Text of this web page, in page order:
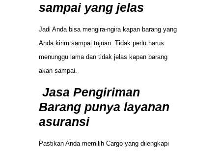
sampai yang jelas
Jadi Anda bisa mengira-ngira kapan barang yang
Anda kirim sampai tujuan. Tidak perlu harus
menunggu lama dan tidak jelas kapan barang
akan sampai.
Jasa Pengiriman
Barang punya layanan
asuransi
Pastikan Anda memilih Cargo yang dilengkapi